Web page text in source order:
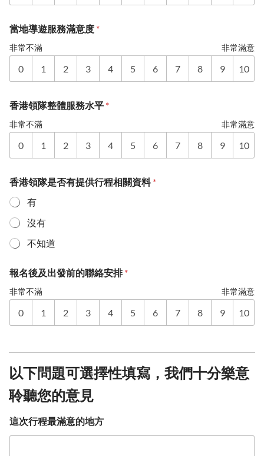
當地導遊服務滿意度 *
非常不滿 非常滿意
0 1 2 3 4 5 6 7 8 9 10
香港領隊整體服務水平 *
非常不滿 非常滿意
0 1 2 3 4 5 6 7 8 9 10
香港領隊是否有提供行程相關資料*
有
沒有
不知道
報名後及出發前的聯絡安排*
非常不滿 非常滿意
0 1 2 3 4 5 6 7 8 9 10
以下問題可選擇性填寫，我們十分樂意
聆聽您的意見
這次行程最滿意的地方